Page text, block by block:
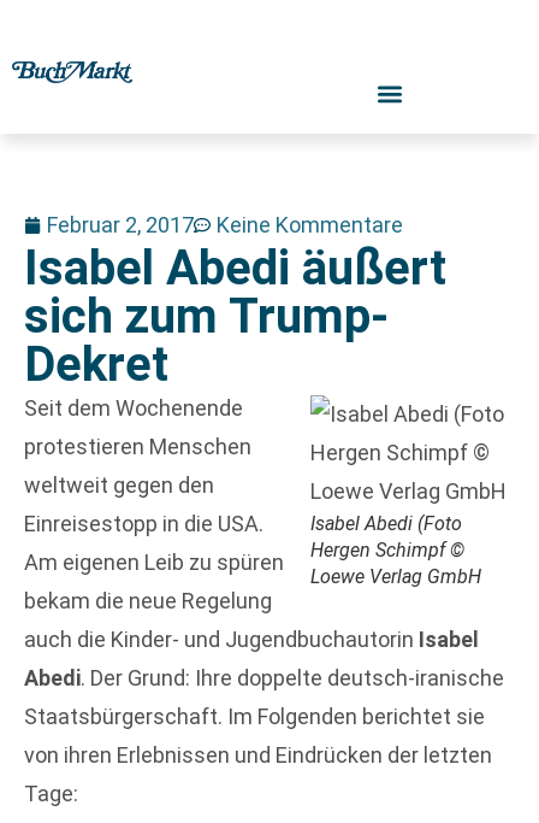
Februar 2, 2017 Keine Kommentare
Isabel Abedi äußert
sich zum Trump-
Dekret
Isabel Abedi (Foto
Hergen Schimpf ©
Loewe Verlag GmbH
Seit dem Wochenende
protestieren Menschen
weltweit gegen den
Einreisestopp in die USA.
Am eigenen Leib zu spüren
bekam die neue Regelung
auch die Kinder- und Jugendbuchautorin Isabel
Abedi. Der Grund: Ihre doppelte deutsch-iranische
Staatsbürgerschaft. Im Folgenden berichtet sie
von ihren Erlebnissen und Eindrücken der letzten
Tage: